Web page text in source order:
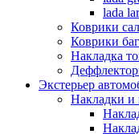
lada
Коврики
Коврики
Накладка
Экстерьер
Накладки и